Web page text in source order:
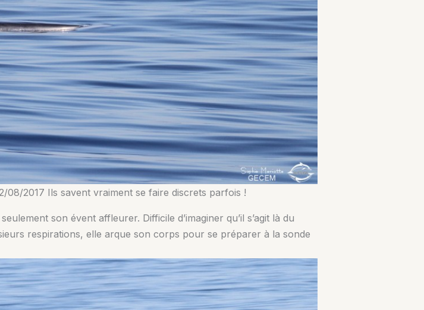
08/2017 Ils savent vraiment se faire discrets parfois !
son évent affleurer. Difficile d’imaginer qu’il s’agit là du
respirations, elle arque son corps pour se préparer à la sonde